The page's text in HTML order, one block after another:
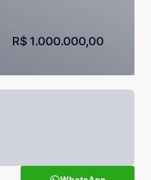
R$ 1.000.000,00